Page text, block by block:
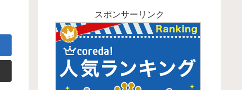
スポンサーリンク